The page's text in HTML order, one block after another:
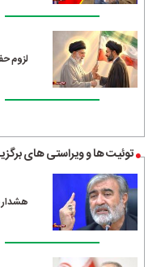
لزوم
توئیت ها و ویراستی های
هشدار